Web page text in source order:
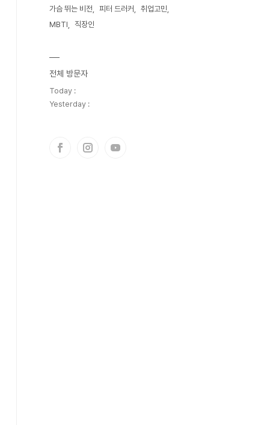
가슴 뛰는 비전
피터 드러커
취업고민
MBTI
직장인
전체 방문자
Today :
Yesterday :